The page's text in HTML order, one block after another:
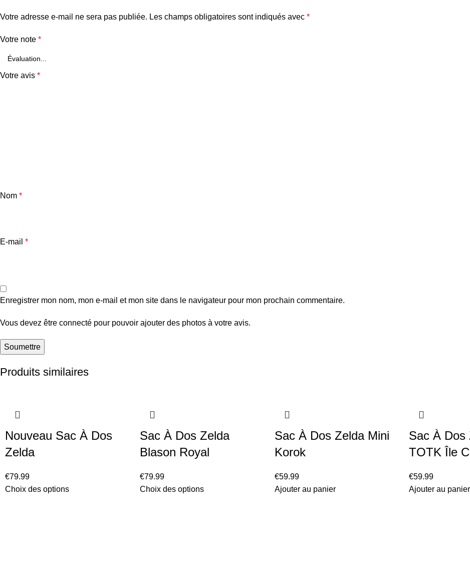
Votre adresse e-mail ne sera pas publiée. Les champs obligatoires sont indiqués avec *
Votre note *
Votre avis *
Nom *
E-mail *
Enregistrer mon nom, mon e-mail et mon site dans le navigateur pour mon prochain commentaire.
Vous devez être connecté pour pouvoir ajouter des photos à votre avis.
Produits similaires
Nouveau Sac À Dos
Zelda
€79.99
Choix des options
Sac À Dos Zelda
Blason Royal
€79.99
Choix des options
Sac À Dos Zelda Mini
Korok
€59.99
Ajouter au panier
Sac À Dos
TOTK Île
€59.99
Ajouter au panier